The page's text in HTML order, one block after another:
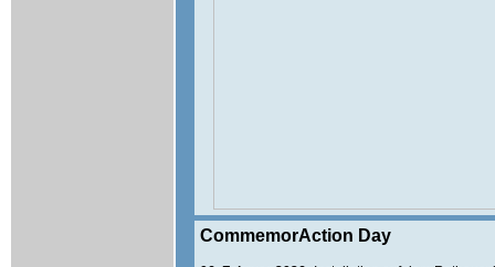
CommemorAction Day